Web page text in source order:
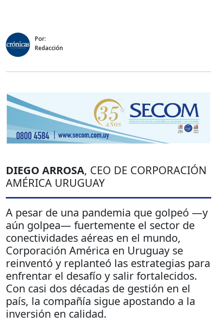
Por:
Redacción
DIEGO ARROSA, CEO DE CORPORACIÓN
AMÉRICA URUGUAY
A pesar de una pandemia que golpeó —y
aún golpea— fuertemente el sector de
conectividades aéreas en el mundo,
Corporación América en Uruguay se
reinventó y replanteó las estrategias para
enfrentar el desafío y salir fortalecidos.
Con casi dos décadas de gestión en el
país, la compañía sigue apostando a la
inversión en calidad.